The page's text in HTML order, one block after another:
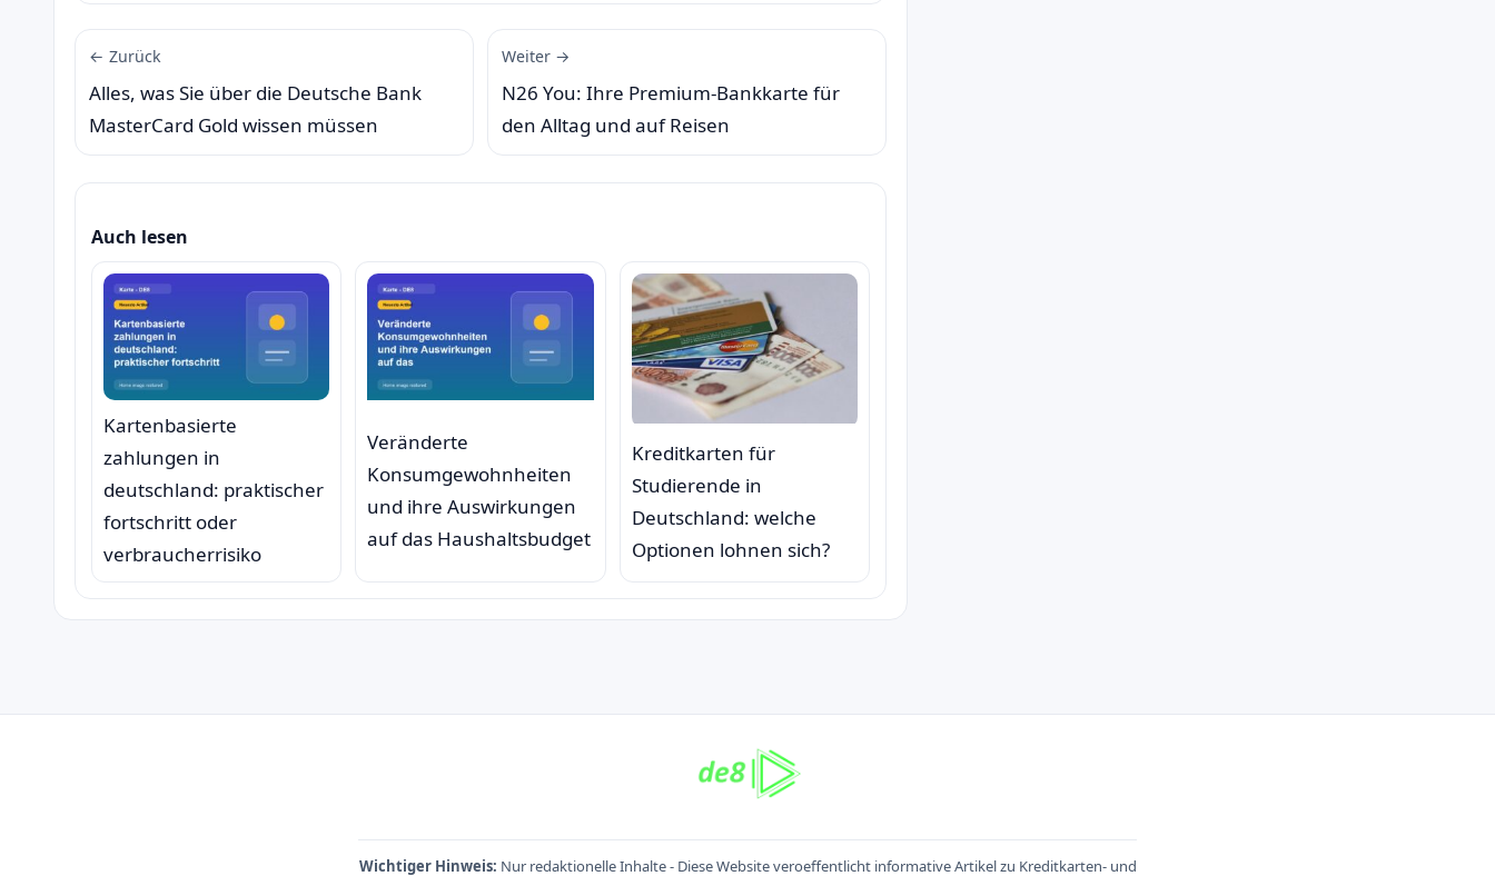
← Zurück
Alles, was Sie über die Deutsche Bank
MasterCard Gold wissen müssen
Weiter →
N26 You: Ihre Premium-Bankkarte für
den Alltag und auf Reisen
Auch lesen
Kartenbasierte
zahlungen in
deutschland: praktischer
fortschritt oder
verbraucherrisiko
Veränderte
Konsumgewohnheiten
und ihre Auswirkungen
auf das Haushaltsbudget
Kreditkarten für
Studierende in
Deutschland: welche
Optionen lohnen sich?
Wichtiger Hinweis: Nur redaktionelle Inhalte - Diese Website veroeffentlicht informative Artikel zu Kreditkarten- und